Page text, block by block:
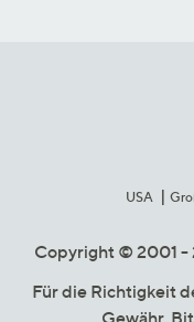
USA
Copyright © 2001 -
Für die Richtigkeit
Gewähr.